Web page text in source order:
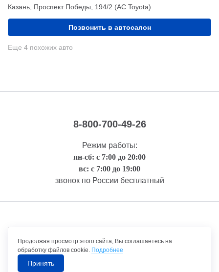
Казань, Проспект Победы, 194/2 (АС Toyota)
Позвонить в автосалон
Еще 4 похожих авто
8-800-700-49-26
Режим работы:
пн-сб: с 7:00 до 20:00
вс: с 7:00 до 19:00
звонок по России бесплатный
Правовая информация
©1992-2026 ТрансТехСервис – продажа и обслуживание автомобилей.
Продолжая просмотр этого сайта, Вы соглашаетесь на
обработку файлов cookie. Подробнее
Принять